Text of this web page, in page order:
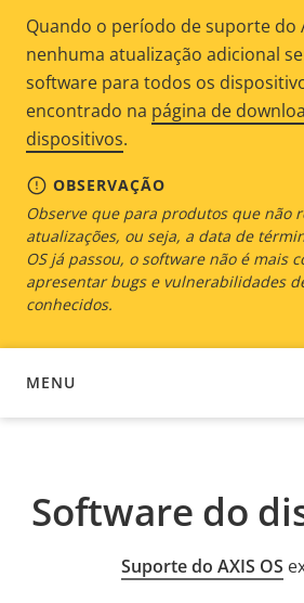
Quando o período de suporte do
nenhuma atualização adicional
software para todos os
encontrado na página de
dispositivos.
OBSERVAÇÃO
Observe que para produtos que não
atualizações, ou seja, a data de
OS já passou, o software não é mais
apresentar bugs e vulnerabilidades
conhecidos.
MENU
SOFTWARE DO DISPOSITIVO
Software do
Suporte do AXIS OS